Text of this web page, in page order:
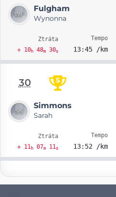
Fulgham
Wynonna
Ztráta
+ 10h48m30s
Tempo
13:45 /km
30 5
Simmons
Sarah
Ztráta
+ 11h07m11s
Tempo
13:52 /km